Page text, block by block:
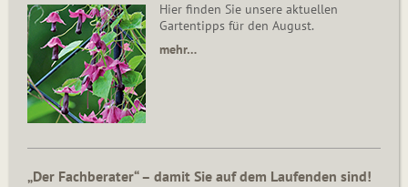
Hier finden Sie unsere aktuellen
Gartentipps für den August.
mehr…
„Der Fachberater“ – damit Sie auf dem Laufenden sind!